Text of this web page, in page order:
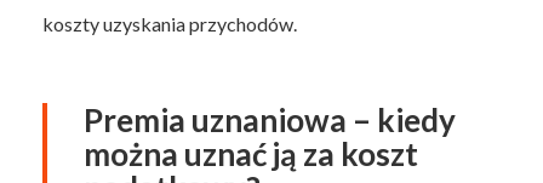
koszty uzyskania przychodów.
Premia uznaniowa – kiedy
można uznać ją za koszt